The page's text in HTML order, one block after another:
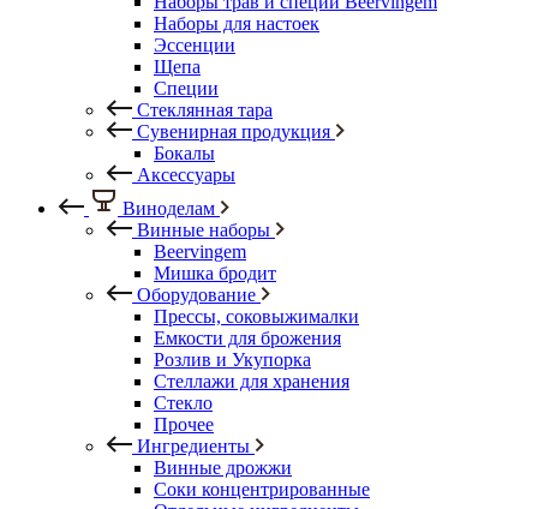
Наборы для настоек
Эссенции
Щепа
Специи
Стеклянная тара
Сувенирная продукция
Бокалы
Аксессуары
Виноделам
Винные наборы
Beervingem
Мишка бродит
Оборудование
Прессы, соковыжималки
Емкости для брожения
Розлив и Укупорка
Стеллажи для хранения
Стекло
Прочее
Ингредиенты
Винные дрожжи
Соки концентрированные